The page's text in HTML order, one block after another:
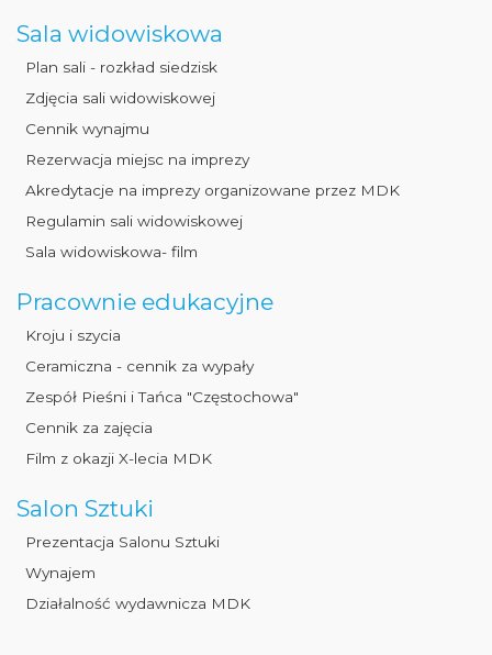
Sala widowiskowa
Plan sali - rozkład siedzisk
Zdjęcia sali widowiskowej
Cennik wynajmu
Rezerwacja miejsc na imprezy
Akredytacje na imprezy organizowane przez MDK
Regulamin sali widowiskowej
Sala widowiskowa- film
Pracownie edukacyjne
Kroju i szycia
Ceramiczna - cennik za wypały
Zespół Pieśni i Tańca "Częstochowa"
Cennik za zajęcia
Film z okazji X-lecia MDK
Salon Sztuki
Prezentacja Salonu Sztuki
Wynajem
Działalność wydawnicza MDK